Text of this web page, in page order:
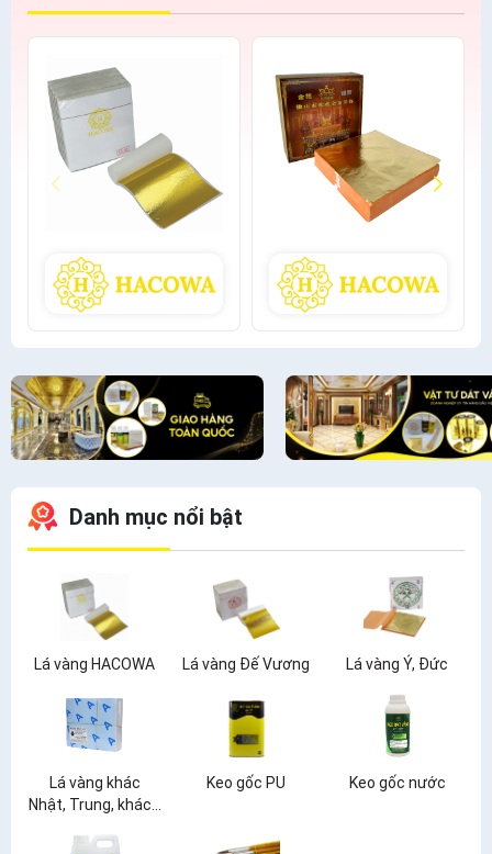
Danh mục nổi bật
Lá vàng HACOWA Lá vàng Đế Vương Lá vàng Ý, Đức
Lá vàng khác
Nhật, Trung, khác...
Keo gốc PU Keo gốc nước